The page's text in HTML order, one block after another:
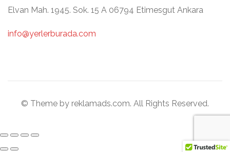
Elvan Mah. 1945. Sok. 15 A 06794 Etimesgut Ankara
info@yerlerburada.com
© Theme by reklamads.com. All Rights Reserved.